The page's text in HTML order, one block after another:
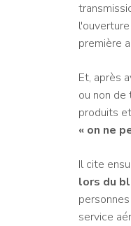
première
Et, après
ou non
produits
« on ne
Il cite
lors du
service